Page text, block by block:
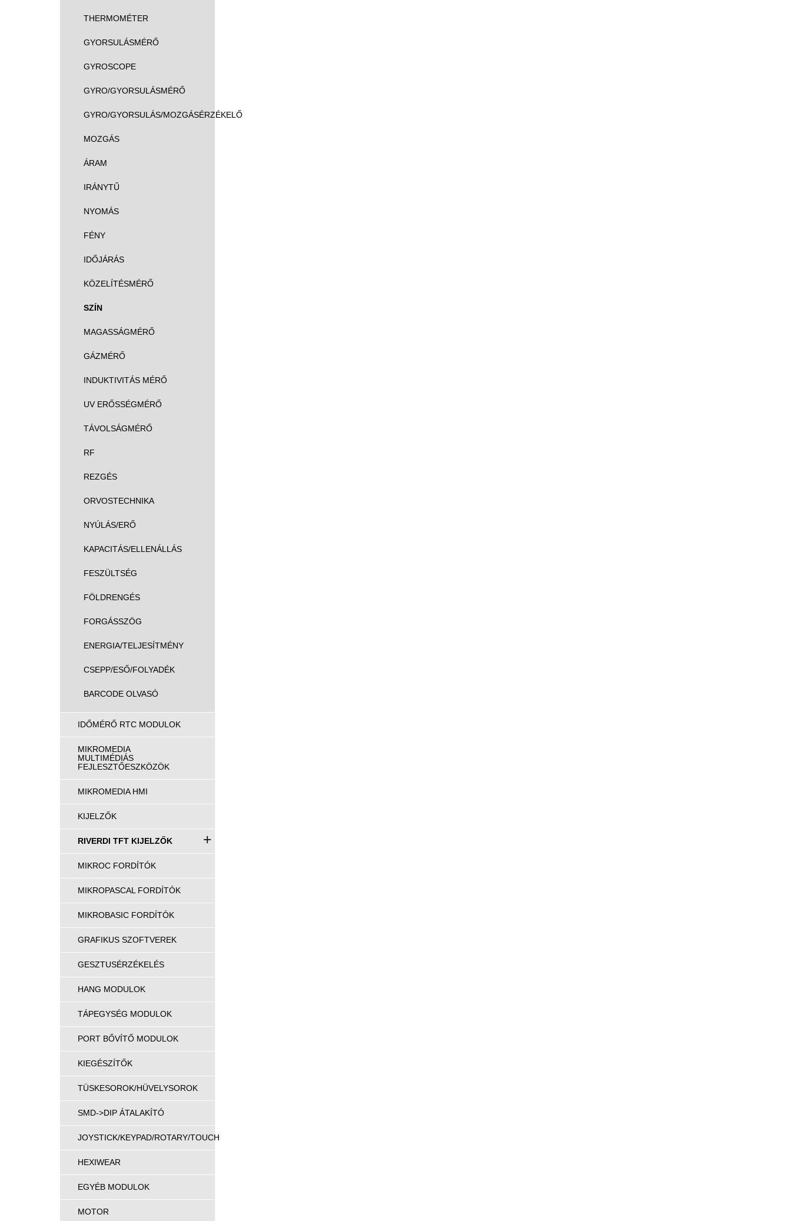
THERMOMÉTER
GYORSULÁSMÉRŐ
GYROSCOPE
GYRO/GYORSULÁSMÉRŐ
GYRO/GYORSULÁS/MOZGÁSÉRZÉKELŐ
MOZGÁS
ÁRAM
IRÁNYTŰ
NYOMÁS
FÉNY
IDŐJÁRÁS
KÖZELÍTÉSMÉRŐ
SZÍN
MAGASSÁGMÉRŐ
GÁZMÉRŐ
INDUKTIVITÁS MÉRŐ
UV ERŐSSÉGMÉRŐ
TÁVOLSÁGMÉRŐ
RF
REZGÉS
ORVOSTECHNIKA
NYÚLÁS/ERŐ
KAPACITÁS/ELLENÁLLÁS
FESZÜLTSÉG
FÖLDRENGÉS
FORGÁSSZÖG
ENERGIA/TELJESÍTMÉNY
CSEPP/ESŐ/FOLYADÉK
BARCODE OLVASÓ
IDŐMÉRŐ RTC MODULOK
MIKROMEDIA
MULTIMÉDIÁS
FEJLESZTŐESZKÖZÖK
MIKROMEDIA HMI
KIJELZŐK
RIVERDI TFT KIJELZŐK +
MIKROC FORDÍTÓK
MIKROPASCAL FORDÍTÓK
MIKROBASIC FORDÍTÓK
GRAFIKUS SZOFTVEREK
GESZTUSÉRZÉKELÉS
HANG MODULOK
TÁPEGYSÉG MODULOK
PORT BŐVÍTŐ MODULOK
KIEGÉSZÍTŐK
TÜSKESOROK/HÜVELYSOROK
SMD->DIP ÁTALAKÍTÓ
JOYSTICK/KEYPAD/ROTARY/TOUCH
HEXIWEAR
EGYÉB MODULOK
MOTOR